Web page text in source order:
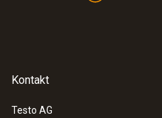
Kontakt
Testo AG